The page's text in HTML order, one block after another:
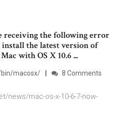
receiving the following error
the latest version of
with OS X 10.6 ...
macosx/ 8 Comments
news/mac-os-x-10-6-7-now-